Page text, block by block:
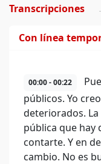
Transcripciones
Con línea
00:00 - 00:22
públicos. Yo
deteriorados.
pública que hay
contarte. Y en
cambio. No es